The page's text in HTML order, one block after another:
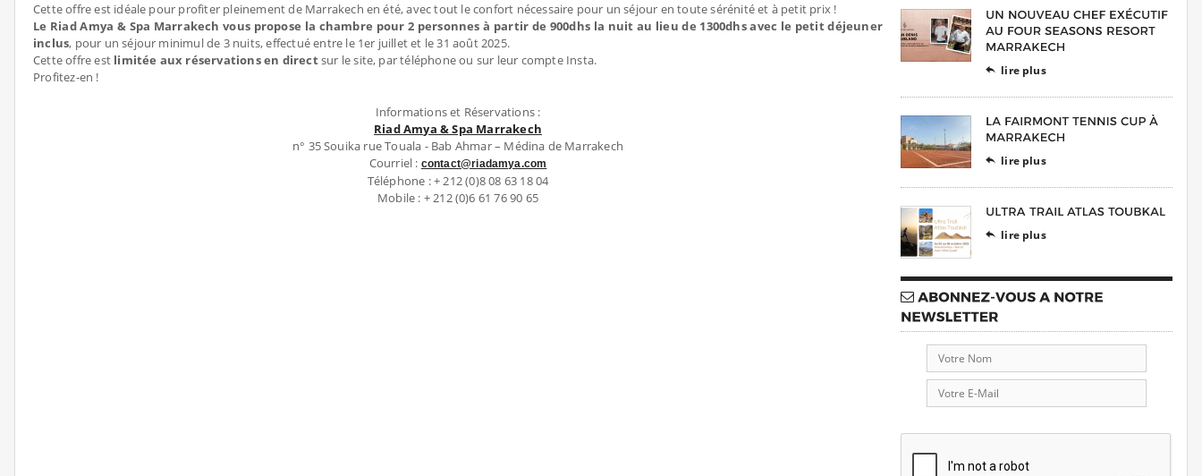
Cette offre est idéale pour profiter pleinement de Marrakech en été, avec tout le confort nécessaire pour un séjour en toute sérénité et à petit prix !
Le Riad Amya & Spa Marrakech vous propose la chambre pour 2 personnes à partir de 900dhs la nuit au lieu de 1300dhs avec le petit déjeuner
inclus, pour un séjour minimul de 3 nuits, effectué entre le 1er juillet et le 31 août 2025.
Cette offre est limitée aux réservations en directsur le site, par téléphone ou sur leur compte Insta.
Profitez-en !
Informations et Réservations :
Riad Amya & Spa Marrakech
n° 35 Souika rue Touala - Bab Ahmar – Médina de Marrakech
Courriel : contact@riadamya.com
Téléphone : + 212 (0)8 08 63 18 04
Mobile : + 212 (0)6 61 76 90 65
 lire plus
 lire plus
 lire plus